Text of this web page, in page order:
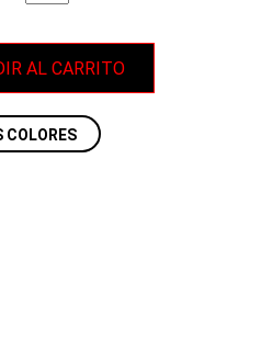
AL CARRITO
COLORES